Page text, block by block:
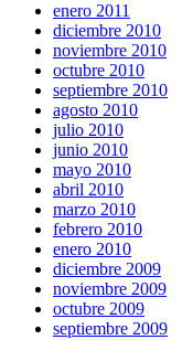
enero 2011
diciembre 2010
noviembre 2010
octubre 2010
septiembre 2010
agosto 2010
julio 2010
junio 2010
mayo 2010
abril 2010
marzo 2010
febrero 2010
enero 2010
diciembre 2009
noviembre 2009
octubre 2009
septiembre 2009